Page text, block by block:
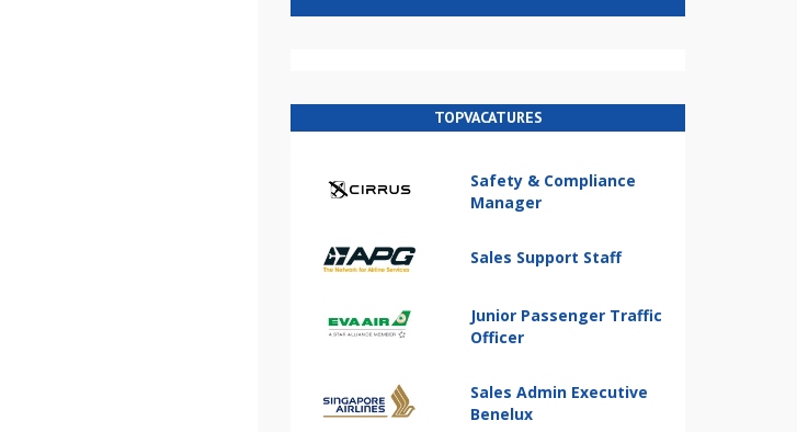
TOPVACATURES
Safety & Compliance
Manager
Sales Support Staff
Junior Passenger Traffic
Officer
Sales Admin Executive
Benelux